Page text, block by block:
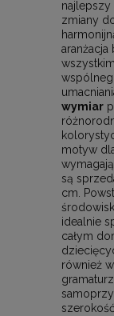
zmiany
wymiar
motyw
są
cm.
idealnie
całym
również